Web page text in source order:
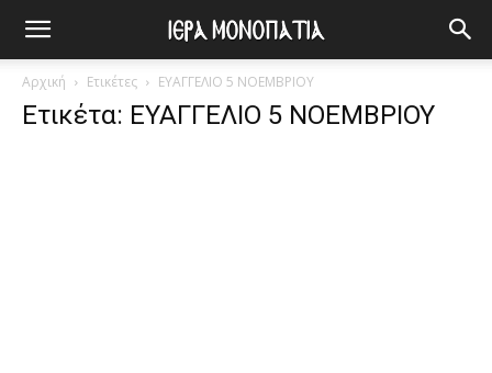
Αρχική Ετικέτες ΕΥΑΓΓΕΛΙΟ 5 ΝΟΕΜΒΡΙΟΥ
Ετικέτα: ΕΥΑΓΓΕΛΙΟ 5 ΝΟΕΜΒΡΙΟΥ